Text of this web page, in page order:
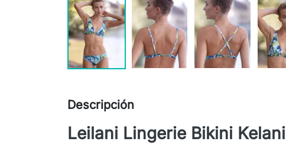
Descripción
Leilani Lingerie Bikini Kelani